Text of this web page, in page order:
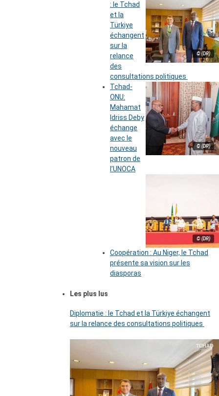
© (DR)
: le Tchad
et la
Türkiye
échangent
sur la
relance
des
consultations politiques
© (DR)
Tchad-
ONU:
Mahamat
Idriss Deby
échange
avec le
nouveau
patron de
l’UNOCA
© (DR)
Coopération : Au Niger, le Tchad
présente sa vision sur les
diasporas
Les plus lus
Diplomatie : le Tchad et la Türkiye échangent
sur la relance des consultations politiques